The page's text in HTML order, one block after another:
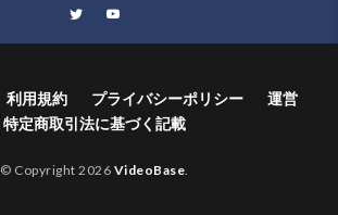
利用規約 プライバシーポリシー
運営
特定商取引法に基づく記載
© Copyright 2026 VideoBase.